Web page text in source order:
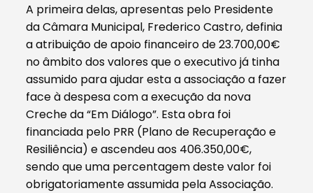
A primeira delas, apresentas pelo Presidente
da Câmara Municipal, Frederico Castro, definia
a atribuição de apoio financeiro de 23.700,00€
no âmbito dos valores que o executivo já tinha
assumido para ajudar esta a associação a fazer
face à despesa com a execução da nova
Creche da “Em Diálogo”. Esta obra foi
financiada pelo PRR (Plano de Recuperação e
Resiliência) e ascendeu aos 406.350,00€,
sendo que uma percentagem deste valor foi
obrigatoriamente assumida pela Associação.